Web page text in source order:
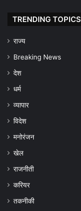
TRENDING TOPICS
राज्य
Breaking News
देश
धर्म
व्यापार
विदेश
मनोरंजन
खेल
राजनीती
करियर
तकनीकी